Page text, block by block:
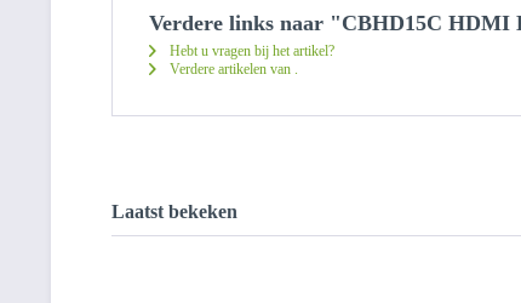
Verdere links naar "CBHD15C HDMI
Hebt u vragen bij het artikel?
Verdere artikelen van .
Laatst bekeken